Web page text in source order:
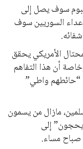
سوف يصل إلى
السوريين سوف
الأمريكي يحقق
أن هذا التفاهم
“حائطهم واطي”
مازال من يسمون
إلى
مساء.